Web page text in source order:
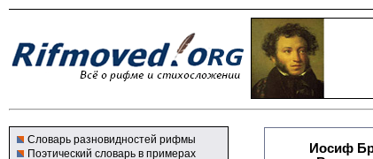
Словарь разновидностей рифмы
Поэтический словарь в примерах
Иосиф